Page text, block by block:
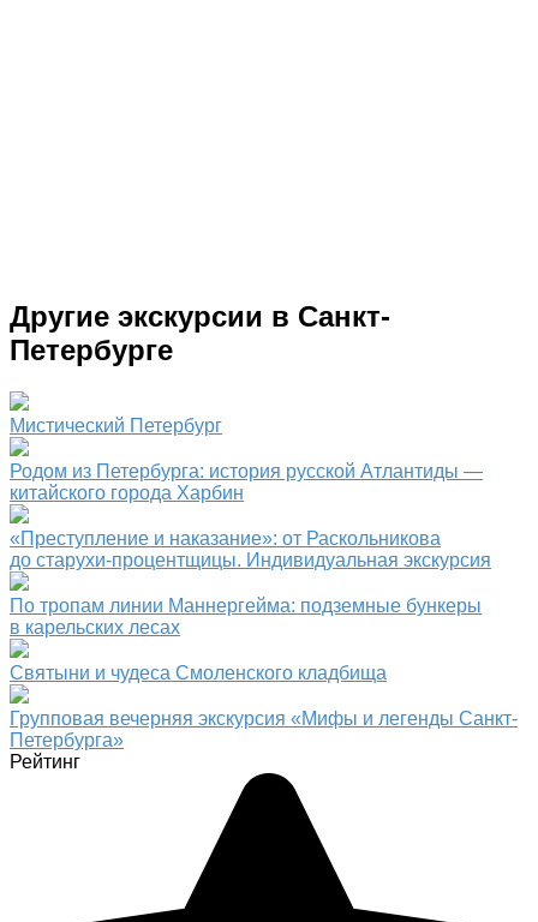
Другие экскурсии в Санкт-
Петербурге
Мистический Петербург
Родом из Петербурга: история русской Атлантиды —
китайского города Харбин
«Преступление и наказание»: от Раскольникова
до старухи-процентщицы. Индивидуальная экскурсия
По тропам линии Маннергейма: подземные бункеры
в карельских лесах
Святыни и чудеса Смоленского кладбища
Групповая вечерняя экскурсия «Мифы и легенды Санкт-
Петербурга»
Рейтинг